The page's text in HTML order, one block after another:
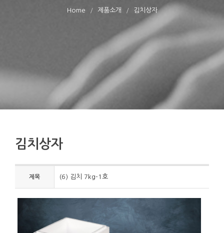
Home 제품소개 김치상자
김치상자
제목 (6) 김치 7kg-1호